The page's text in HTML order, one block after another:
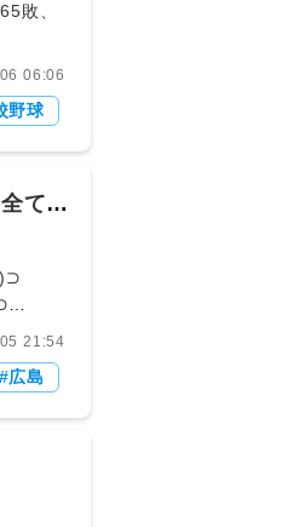
野翔
🐯
敗、
06:06
野球
て単
21:54
広島